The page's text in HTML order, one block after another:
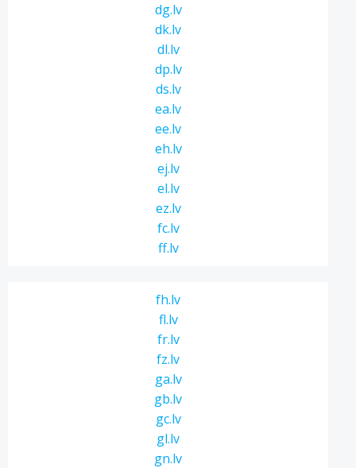
dg.lv
dk.lv
dl.lv
dp.lv
ds.lv
ea.lv
ee.lv
eh.lv
ej.lv
el.lv
ez.lv
fc.lv
ff.lv
fh.lv
fl.lv
fr.lv
fz.lv
ga.lv
gb.lv
gc.lv
gl.lv
gn.lv